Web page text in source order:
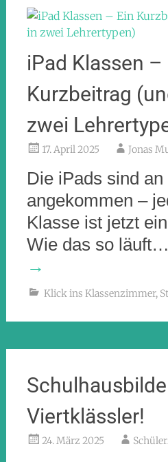
iPad Klassen –
Kurzbeitrag
zwei
17. April 2025 Jonas
Die iPads sind
angekommen –
Klasse ist jetzt
Wie das so läuft…
→
Klick ins Klassenzimmer,
Viertklässler!
24. März 2025